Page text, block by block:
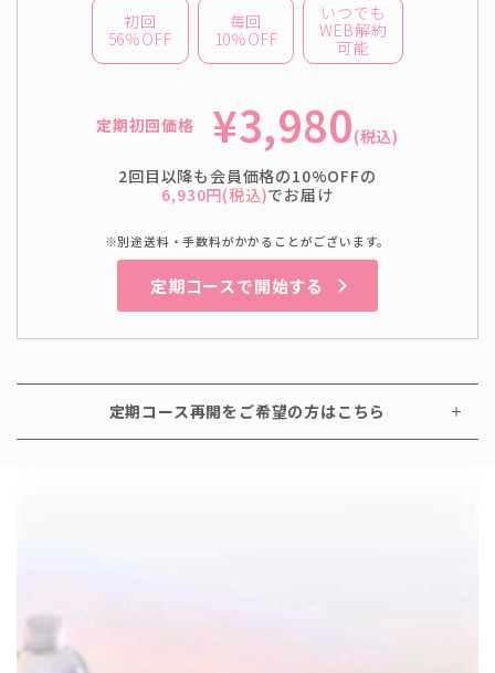
初回
56％OFF
毎回
10％OFF
いつでも
WEB解約
可能
定期初回価格 ¥3,980(税込)
2回目以降も会員価格の10%OFFの
6,930円(税込)でお届け
※別途送料・手数料がかかることがございます。
定期コースで開始する
定期コース再開をご希望の方はこちら